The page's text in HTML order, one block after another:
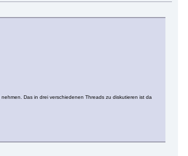
nehmen. Das in drei verschiedenen Threads zu diskutieren ist da